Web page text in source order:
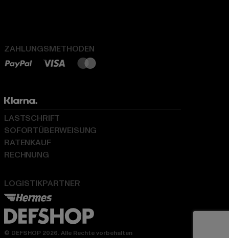
ZAHLUNGSMETHODEN
LOGISTIKPARTNER
LASTSCHRIFT
SOFORTÜBERWEISUNG
RATENKAUF
RECHNUNG
© DEFSHOP 2026. Alle Rechte vorbehalten